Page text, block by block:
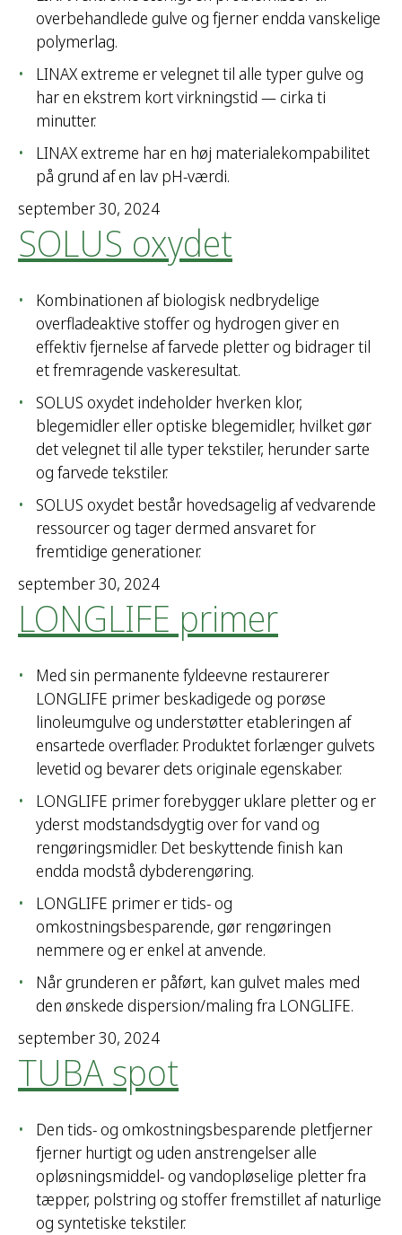
overbehandlede gulve og fjerner endda vanskelige
polymerlag.
LINAX extreme er velegnet til alle typer gulve og
har en ekstrem kort virkningstid — cirka ti
minutter.
LINAX extreme har en høj materialekompabilitet
på grund af en lav pH-værdi.
september 30, 2024
SOLUS oxydet
Kombinationen af biologisk nedbrydelige
overfladeaktive stoffer og hydrogen giver en
effektiv fjernelse af farvede pletter og bidrager til
et fremragende vaskeresultat.
SOLUS oxydet indeholder hverken klor,
blegemidler eller optiske blegemidler, hvilket gør
det velegnet til alle typer tekstiler, herunder sarte
og farvede tekstiler.
SOLUS oxydet består hovedsagelig af vedvarende
ressourcer og tager dermed ansvaret for
fremtidige generationer.
september 30, 2024
LONGLIFE primer
Med sin permanente fyldeevne restaurerer
LONGLIFE primer beskadigede og porøse
linoleumgulve og understøtter etableringen af
ensartede overflader. Produktet forlænger gulvets
levetid og bevarer dets originale egenskaber.
LONGLIFE primer forebygger uklare pletter og er
yderst modstandsdygtig over for vand og
rengøringsmidler. Det beskyttende finish kan
endda modstå dybderengøring.
LONGLIFE primer er tids- og
omkostningsbesparende, gør rengøringen
nemmere og er enkel at anvende.
Når grunderen er påført, kan gulvet males med
den ønskede dispersion/maling fra LONGLIFE.
september 30, 2024
TUBA spot
Den tids- og omkostningsbesparende pletfjerner
fjerner hurtigt og uden anstrengelser alle
opløsningsmiddel- og vandopløselige pletter fra
tæpper, polstring og stoffer fremstillet af naturlige
og syntetiske tekstiler.